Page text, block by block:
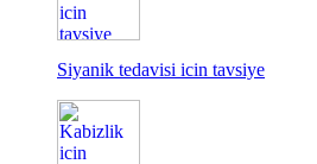
Siyanik tedavisi icin tavsiye